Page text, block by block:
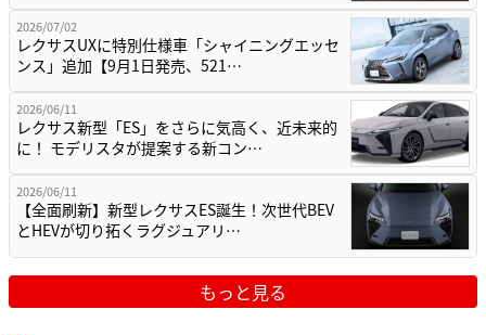
2026/07/02
レクサスUXに特別仕様車「シャイニングエッセ
ンス」追加【9月1日発売、521…
2026/06/11
レクサス新型「ES」をさらに気高く、近未来的
に！ モデリスタが提案する新コン…
2026/06/11
【全面刷新】新型レクサスES誕生！次世代BEV
とHEVが切り拓くラグジュアリ…
もっと見る